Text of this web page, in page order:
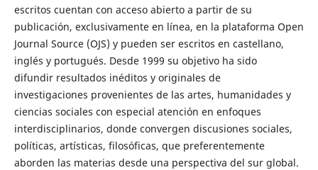
escritos cuentan con acceso abierto a partir de su
publicación, exclusivamente en línea, en la plataforma Open
Journal Source (OJS) y pueden ser escritos en castellano,
inglés y portugués. Desde 1999 su objetivo ha sido
difundir resultados inéditos y originales de
investigaciones provenientes de las artes, humanidades y
ciencias sociales con especial atención en enfoques
interdisciplinarios, donde convergen discusiones sociales,
políticas, artísticas, filosóficas, que preferentemente
aborden las materias desde una perspectiva del sur global.